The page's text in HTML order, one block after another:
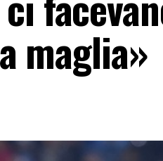
maglia»